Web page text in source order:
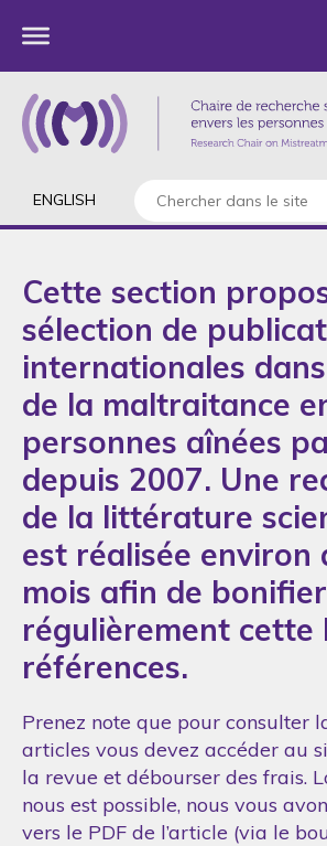
ENGLISH
Cette section
sélection de
internationales
de la maltraitance
personnes aînées
depuis 2007. Une
de la littérature
est réalisée environ
mois afin de bonifier
régulièrement cette
références.
Prenez note que pour consulter
articles vous devez accéder au
la revue et débourser des frais.
nous est possible, nous vous
vers le PDF de l’article (via le